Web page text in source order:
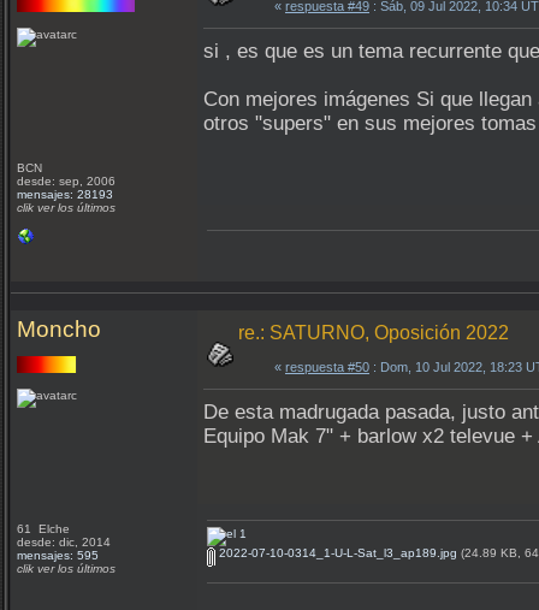
BCN
desde: sep, 2006
mensajes: 28193
clik ver los últimos
« respuesta #49 : Sáb, 09 Jul 2022, 10:34
si , es que es un tema recurrente
Con mejores imágenes Si que
otros "supers" en sus mejores tomas
Moncho
61 Elche
desde: dic, 2014
mensajes: 595
clik ver los últimos
re.: SATURNO, Oposición 2022
« respuesta #50 : Dom, 10 Jul 2022, 18:23
De esta madrugada pasada, justo
Equipo Mak 7" + barlow x2 televue
2022-07-10-0314_1-U-L-Sat_l3_ap189.jpg (24.89 KB,